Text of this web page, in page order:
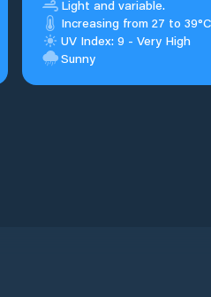
Light and variable.
Increasing from 27 to 39°C
UV Index: 9 - Very High
Sunny